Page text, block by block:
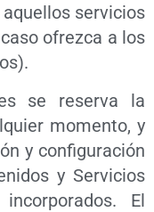
servicios
ofrezca a los
se reserva la
momento, y
y configuración
y Servicios
El